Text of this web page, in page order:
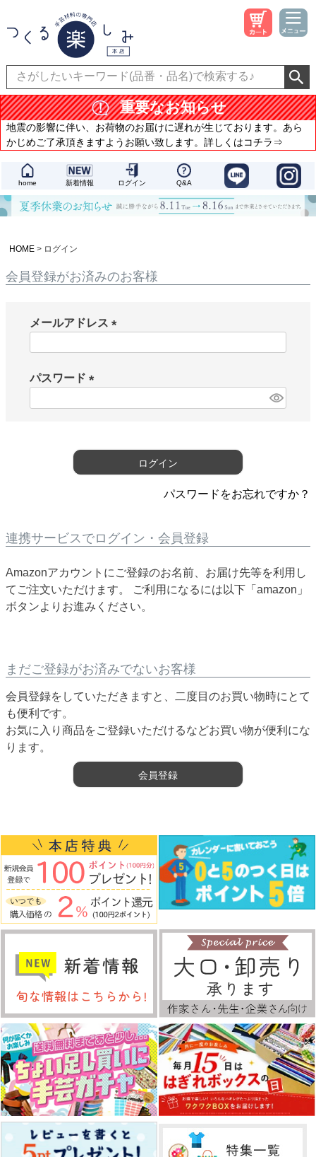
重要なお知らせ
地震の影響に伴い、お荷物のお届けに遅れが生じております。あら
かじめご了承頂きますようお願い致します。詳しくはコチラ⇒
home 新着情報 ログイン Q&A
HOME ログイン
会員登録がお済みのお客様
メールアドレス
パスワード
)
ログイン
パスワードをお忘れですか？
連携サービスでログイン・会員登録
Amazonアカウントにご登録のお名前、お届け先等を利用し
てご注文いただけます。 ご利用になるには以下「amazon」
ボタンよりお進みください。
まだご登録がお済みでないお客様
会員登録をしていただきますと、二度目のお買い物時にとて
も便利です。
お気に入り商品をご登録いただけるなどお買い物が便利にな
ります。
会員登録